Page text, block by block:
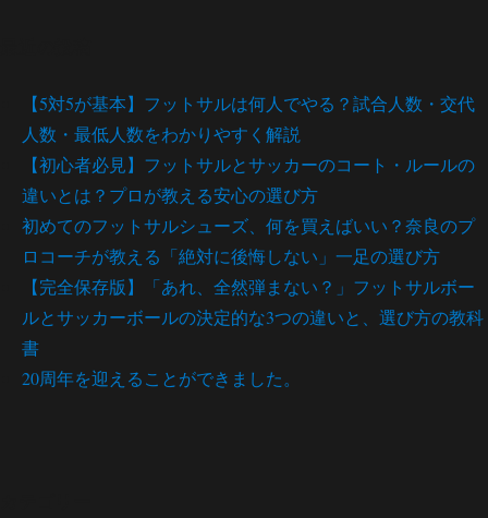
【5対5が基本】フットサルは何人でやる？試合人数・交代
人数・最低人数をわかりやすく解説
【初心者必見】フットサルとサッカーのコート・ルールの
違いとは？プロが教える安心の選び方
初めてのフットサルシューズ、何を買えばいい？奈良のプ
ロコーチが教える「絶対に後悔しない」一足の選び方
【完全保存版】「あれ、全然弾まない？」フットサルボー
ルとサッカーボールの決定的な3つの違いと、選び方の教科
書
20周年を迎えることができました。